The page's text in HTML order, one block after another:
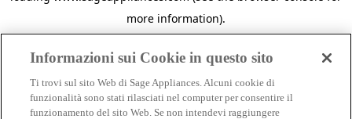
more information).
Informazioni sui Cookie in questo sito
Ti trovi sul sito Web di Sage Appliances. Alcuni cookie di
funzionalità sono stati rilasciati nel computer per consentire il
funzionamento del sito Web. Se non intendevi raggiungere